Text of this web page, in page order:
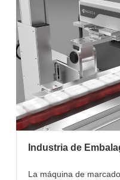
Industria de
La máquina de